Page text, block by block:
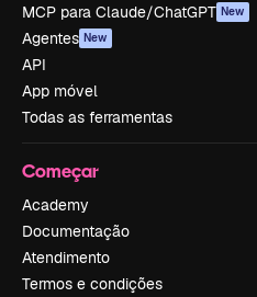
MCP para Claude/ChatGPT New
Agentes New
API
App móvel
Todas as ferramentas
Começar
Academy
Documentação
Atendimento
Termos e condições